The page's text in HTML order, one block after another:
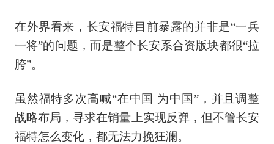
在外界看来，长安福特目前暴露的并非是“一兵
一将”的问题，而是整个长安系合资版块都很“拉
胯”。
虽然福特多次高喊“在中国 为中国”，并且调整
战略布局，寻求在销量上实现反弹，但不管长安
福特怎么变化，都无法力挽狂澜。